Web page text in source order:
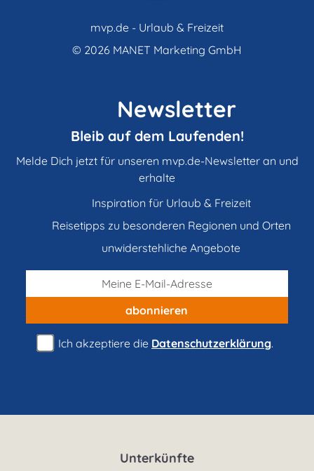
mvp.de - Urlaub & Freizeit
© 2026 MANET Marketing GmbH
Newsletter
Bleib auf dem Laufenden!
Melde Dich jetzt für unseren mvp.de-Newsletter an und
erhalte
Inspiration für Urlaub & Freizeit
Reisetipps zu besonderen Regionen und Orten
unwiderstehliche Angebote
abonnieren
Ich akzeptiere die Datenschutzerklärung.
Unterkünfte